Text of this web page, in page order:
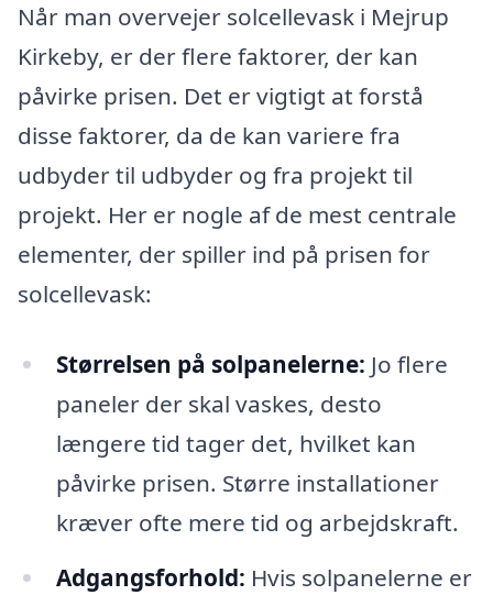
Når man overvejer solcellevask i Mejrup
Kirkeby, er der flere faktorer, der kan
påvirke prisen. Det er vigtigt at forstå
disse faktorer, da de kan variere fra
udbyder til udbyder og fra projekt til
projekt. Her er nogle af de mest centrale
elementer, der spiller ind på prisen for
solcellevask:
Størrelsen på solpanelerne: Jo flere
paneler der skal vaskes, desto
længere tid tager det, hvilket kan
påvirke prisen. Større installationer
kræver ofte mere tid og arbejdskraft.
Adgangsforhold: Hvis solpanelerne er